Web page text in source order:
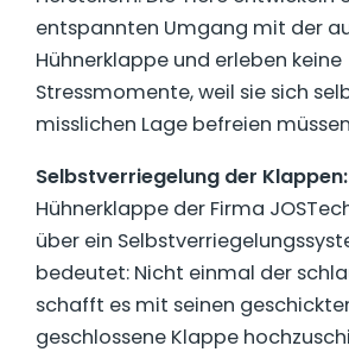
entspannten Umgang mit der
Hühnerklappe und erleben keine
Stressmomente, weil sie sich
misslichen Lage befreien
Selbstverriegelung der Klappen:
Hühnerklappe der Firma
über ein
bedeutet: Nicht einmal der
schafft es mit seinen
geschlossene Klappe